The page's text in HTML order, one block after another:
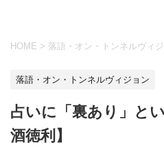
HOME > 落語・オン・トンネルヴィ
落語・オン・トンネルヴィジョン
占いに「裏あり」と
酒徳利】